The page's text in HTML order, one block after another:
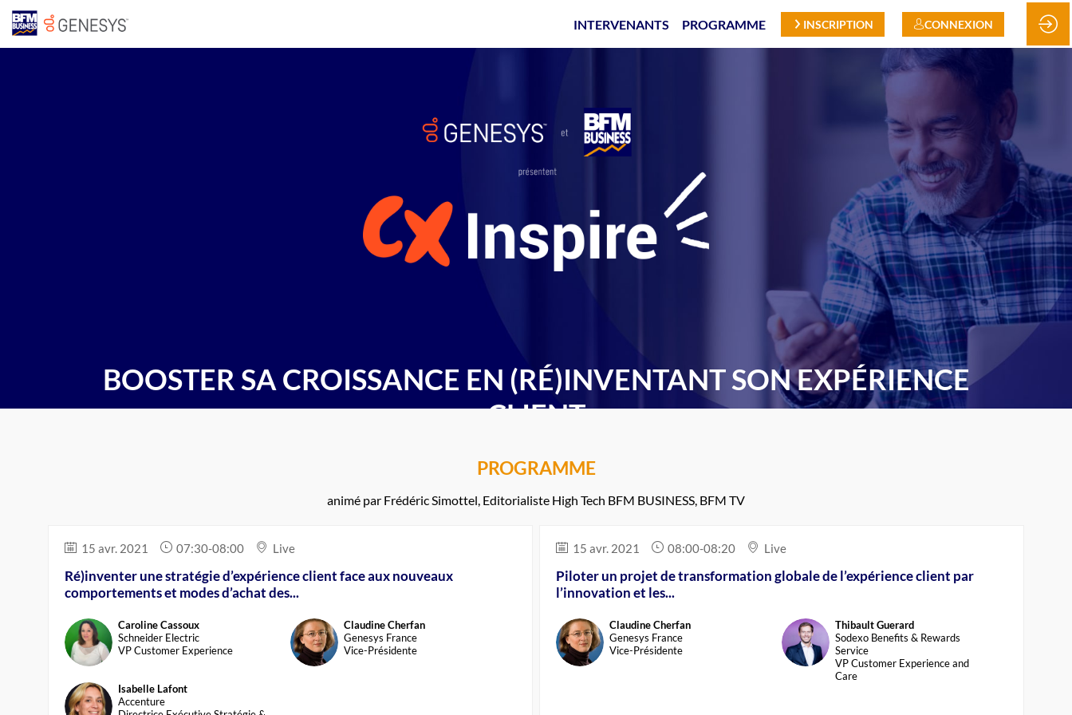
INTERVENANTS PROGRAMME INSCRIPTION CONNEXION
BOOSTER SA CROISSANCE EN (RÉ)INVENTANT SON EXPÉRIENCE
CLIENT
AVEC LA PARTICIPATION DE GOOGLE CLOUD ET ACCENTURE
PROGRAMME
PROGRAMME
animé par Frédéric Simottel, Editorialiste High Tech BFM BUSINESS, BFM TV
15 avr. 2021 07:30-08:00 Live
Ré)inventer une stratégie d’expérience client face aux nouveaux
comportements et modes d’achat des...
CC
Caroline Cassoux
Schneider Electric
VP Customer Experience
CC
Claudine Cherfan
Genesys France
Vice-Présidente
IL
Isabelle Lafont
Accenture
15 avr. 2021 08:00-08:20 Live
Piloter un projet de transformation globale de l’expérience client par
l’innovation et les...
CC
Claudine Cherfan
Genesys France
Vice-Présidente
TG
Thibault Guerard
Sodexo Benefits & Rewards
Service
VP Customer Experience and
Care